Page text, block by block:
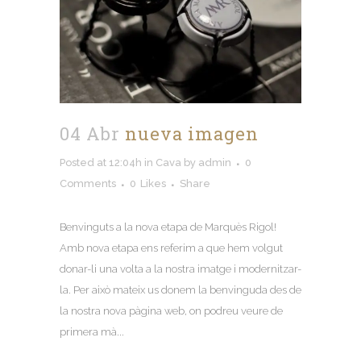
04 Abr nueva imagen
Posted at 12:04h in Cava by admin
0
Comments
0 Likes Share
Benvinguts a la nova etapa de Marquès Rigol!
Amb nova etapa ens referim a que hem volgut
donar-li una volta a la nostra imatge i modernitzar-
la. Per això mateix us donem la benvinguda des de
la nostra nova pàgina web, on podreu veure de
primera mà...